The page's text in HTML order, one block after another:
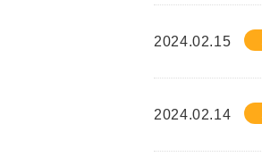
2024.02.15
2024.02.14